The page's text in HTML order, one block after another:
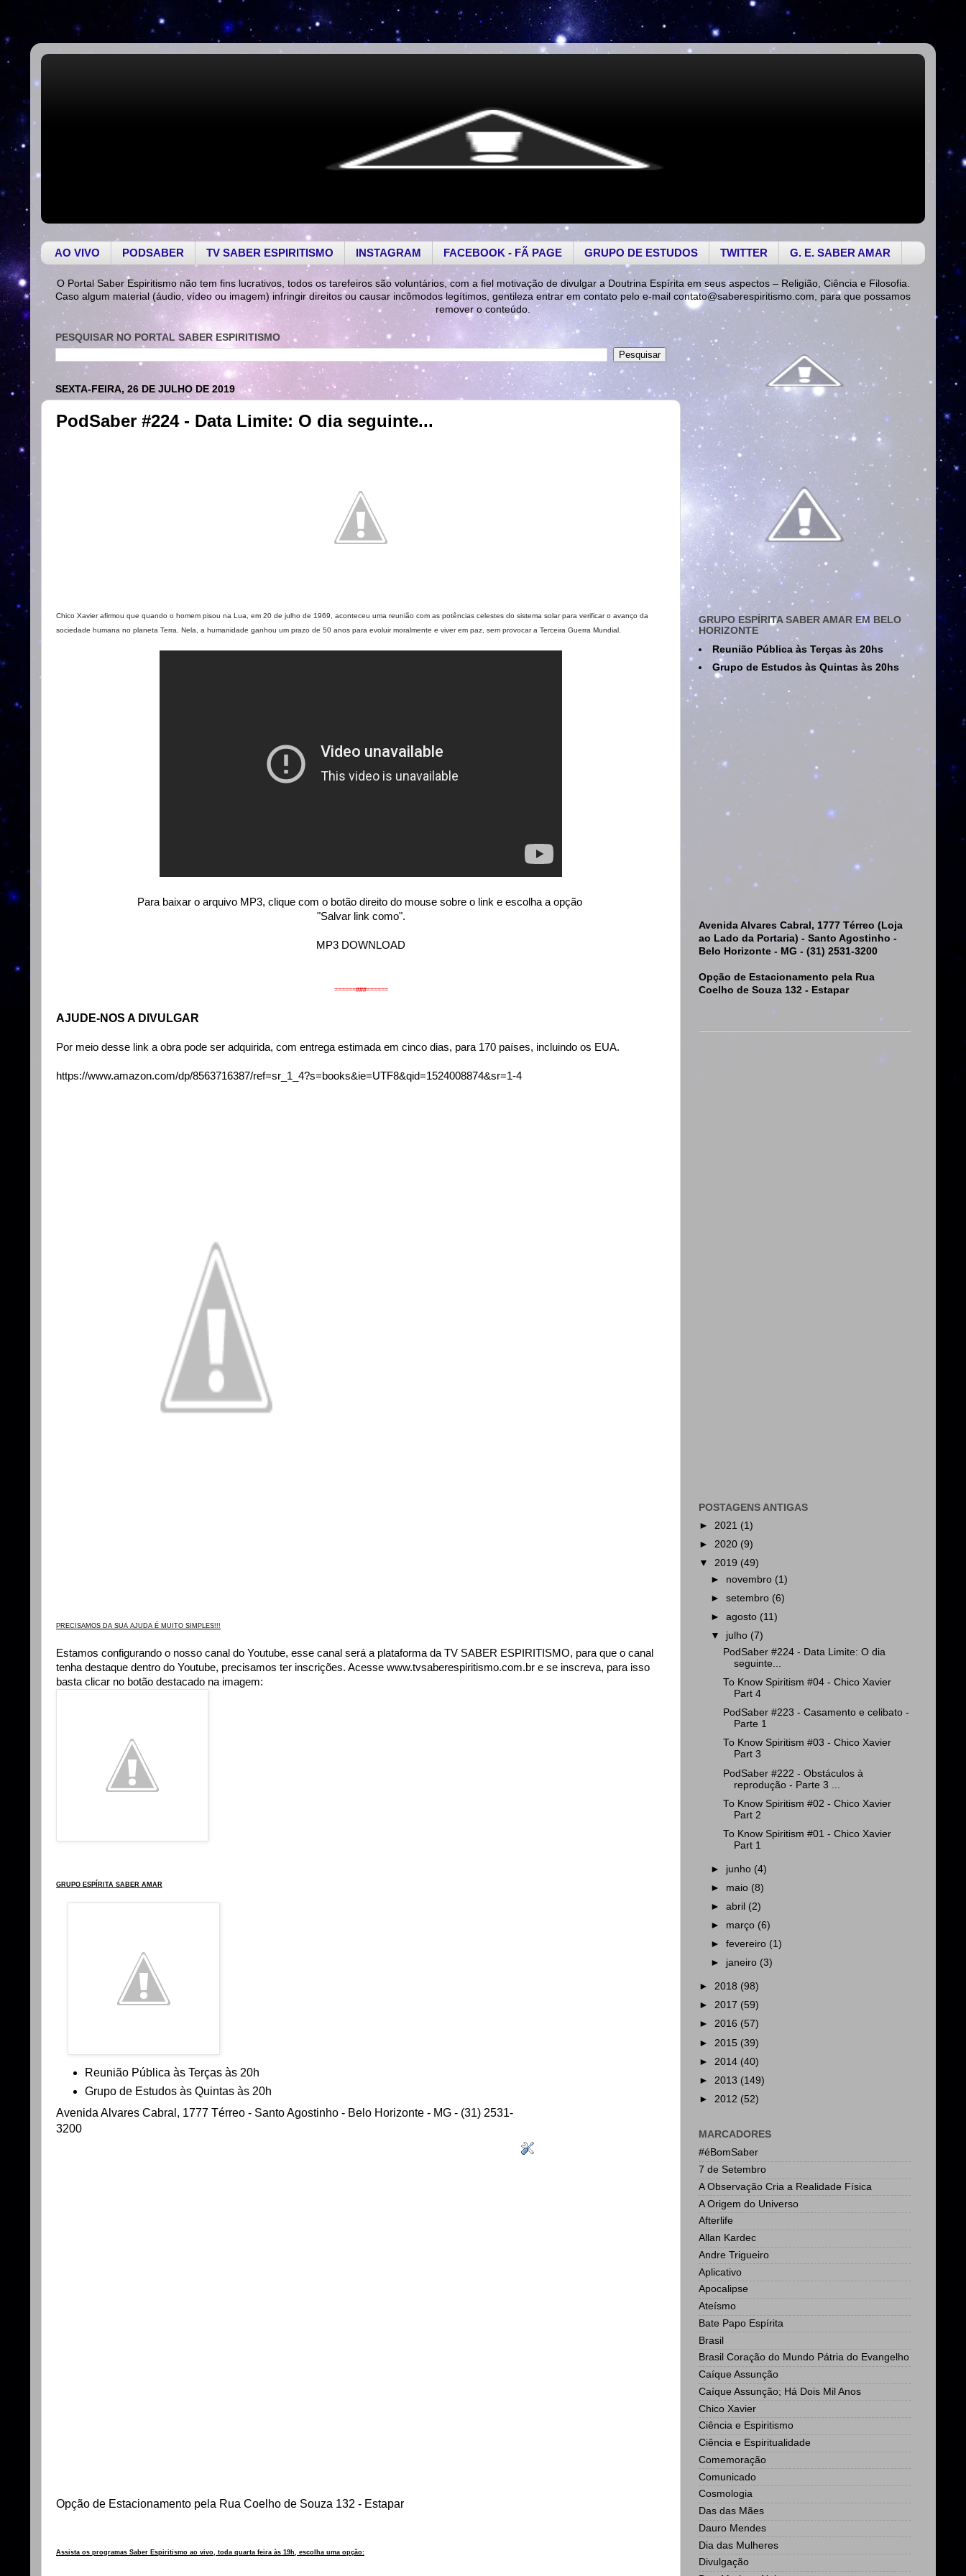
AO VIVO PODSABER TV SABER ESPIRITISMO INSTAGRAM FACEBOOK - FÃ PAGE GRUPO DE ESTUDOS TWITTER G. E. SABER AMAR
O Portal Saber Espiritismo não tem fins lucrativos, todos os tarefeiros são voluntários, com a fiel motivação de divulgar a Doutrina Espírita em seus aspectos – Religião, Ciência e Filosofia.
Caso algum material (áudio, vídeo ou imagem) infringir direitos ou causar incômodos legítimos, gentileza entrar em contato pelo e-mail contato@saberespiritismo.com , para que possamos
remover o conteúdo.
PESQUISAR NO PORTAL SABER ESPIRITISMO
SEXTA-FEIRA, 26 DE JULHO DE 2019
PodSaber #224 - Data Limite: O dia seguinte...
Chico Xavier afirmou que quando o homem pisou na Lua, em 20 de julho de 1969, aconteceu uma reunião com as potências celestes do sistema solar para verificar o avanço da
sociedade humana no planeta Terra. Nela, a humanidade ganhou um prazo de 50 anos para evoluir moralmente e viver em paz, sem provocar a Terceira Guerra Mundial.
Para baixar o arquivo MP3, clique com o botão direito do mouse sobre o link e escolha a opção
"Salvar link como".
MP3 DOWNLOAD
======###======
AJUDE-NOS A DIVULGAR
Por meio desse link a obra pode ser adquirida, com entrega estimada em cinco dias, para 170 países, incluindo os EUA.
https://www.amazon.com/dp/8563716387/ref=sr_1_4?s=books&ie=UTF8&qid=1524008874&sr=1-4
PRECISAMOS DA SUA AJUDA É MUITO SIMPLES!!!
Estamos configurando o nosso canal do Youtube, esse canal será a plataforma da TV SABER ESPIRITISMO, para que o canal
tenha destaque dentro do Youtube, precisamos ter inscrições. Acesse www.tvsaberespiritismo.com.br e se inscreva, para isso
basta clicar no botão destacado na imagem:
GRUPO ESPÍRITA SABER AMAR
Reunião Pública às Terças às 20h
Grupo de Estudos às Quintas às 20h
Avenida Alvares Cabral, 1777 Térreo - Santo Agostinho - Belo Horizonte - MG - (31) 2531-
3200
Opção de Estacionamento pela Rua Coelho de Souza 132 - Estapar
Assista os programas Saber Espiritismo ao vivo, toda quarta feira às 19h, escolha uma opção:
GRUPO ESPÍRITA SABER AMAR EM BELO
HORIZONTE
Reunião Pública às Terças às 20hs
Grupo de Estudos às Quintas às 20hs
Avenida Alvares Cabral, 1777 Térreo (Loja
ao Lado da Portaria) - Santo Agostinho -
Belo Horizonte - MG - (31) 2531-3200
Opção de Estacionamento pela Rua
Coelho de Souza 132 - Estapar
POSTAGENS ANTIGAS
► 2021 (1)
► 2020 (9)
▼ 2019 (49)
► novembro (1)
►setembro (6)
►agosto (11)
▼ julho (7)
PodSaber #224 - Data Limite: O dia
seguinte...
To Know Spiritism #04 - Chico Xavier
Part 4
PodSaber #223 - Casamento e celibato -
Parte 1
To Know Spiritism #03 - Chico Xavier
Part 3
PodSaber #222 - Obstáculos à
reprodução - Parte 3 ...
To Know Spiritism #02 - Chico Xavier
Part 2
To Know Spiritism #01 - Chico Xavier
Part 1
► junho (4)
► maio (8)
►abril (2)
► março (6)
►fevereiro (1)
► janeiro (3)
► 2018 (98)
► 2017 (59)
► 2016 (57)
► 2015 (39)
► 2014 (40)
► 2013 (149)
► 2012 (52)
MARCADORES
#éBomSaber
7 de Setembro
A Observação Cria a Realidade Física
A Origem do Universo
Afterlife
Allan Kardec
Andre Trigueiro
Aplicativo
Apocalipse
Ateísmo
Bate Papo Espírita
Brasil
Brasil Coração do Mundo Pátria do Evangelho
Caíque Assunção
Caíque Assunção; Há Dois Mil Anos
Chico Xavier
Ciência e Espiritismo
Ciência e Espiritualidade
Comemoração
Comunicado
Cosmologia
Das das Mães
Dauro Mendes
Dia das Mulheres
Divulgação